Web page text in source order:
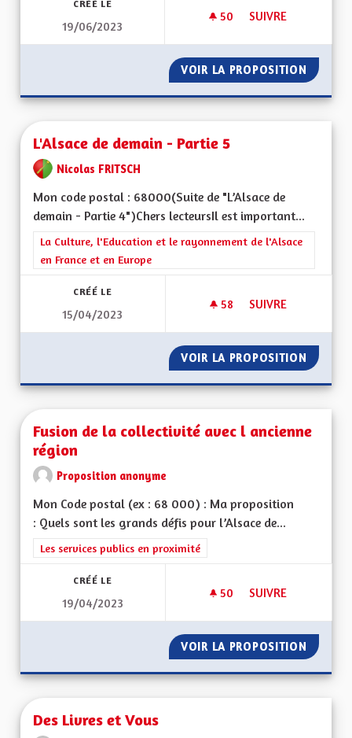
CRÉÉ LE
19/06/2023
50 50 ABONNÉS
SUIVRE
VOIR LA PROPOSITION
L'Alsace de demain - Partie 5
Nicolas FRITSCH
Mon code postal : 68000(Suite de "L’Alsace de
demain - Partie 4")Chers lecteursIl est important...
Filtrer les résultats de la catégorie : La Culture, l'Education et
La Culture, l'Education et le rayonnement de l'Alsace
en France et en Europe
CRÉÉ LE
15/04/2023
58 58 ABONNÉS
SUIVRE
VOIR LA PROPOSITION
Fusion de la collectivité avec l ancienne
région
Proposition anonyme
Mon Code postal (ex : 68 000) : Ma proposition
: Quels sont les grands défis pour l’Alsace de...
Filtrer les résultats de la catégorie : Les services publics en
Les services publics en proximité
CRÉÉ LE
19/04/2023
50 50 ABONNÉS
SUIVRE
VOIR LA PROPOSITION
Des Livres et Vous